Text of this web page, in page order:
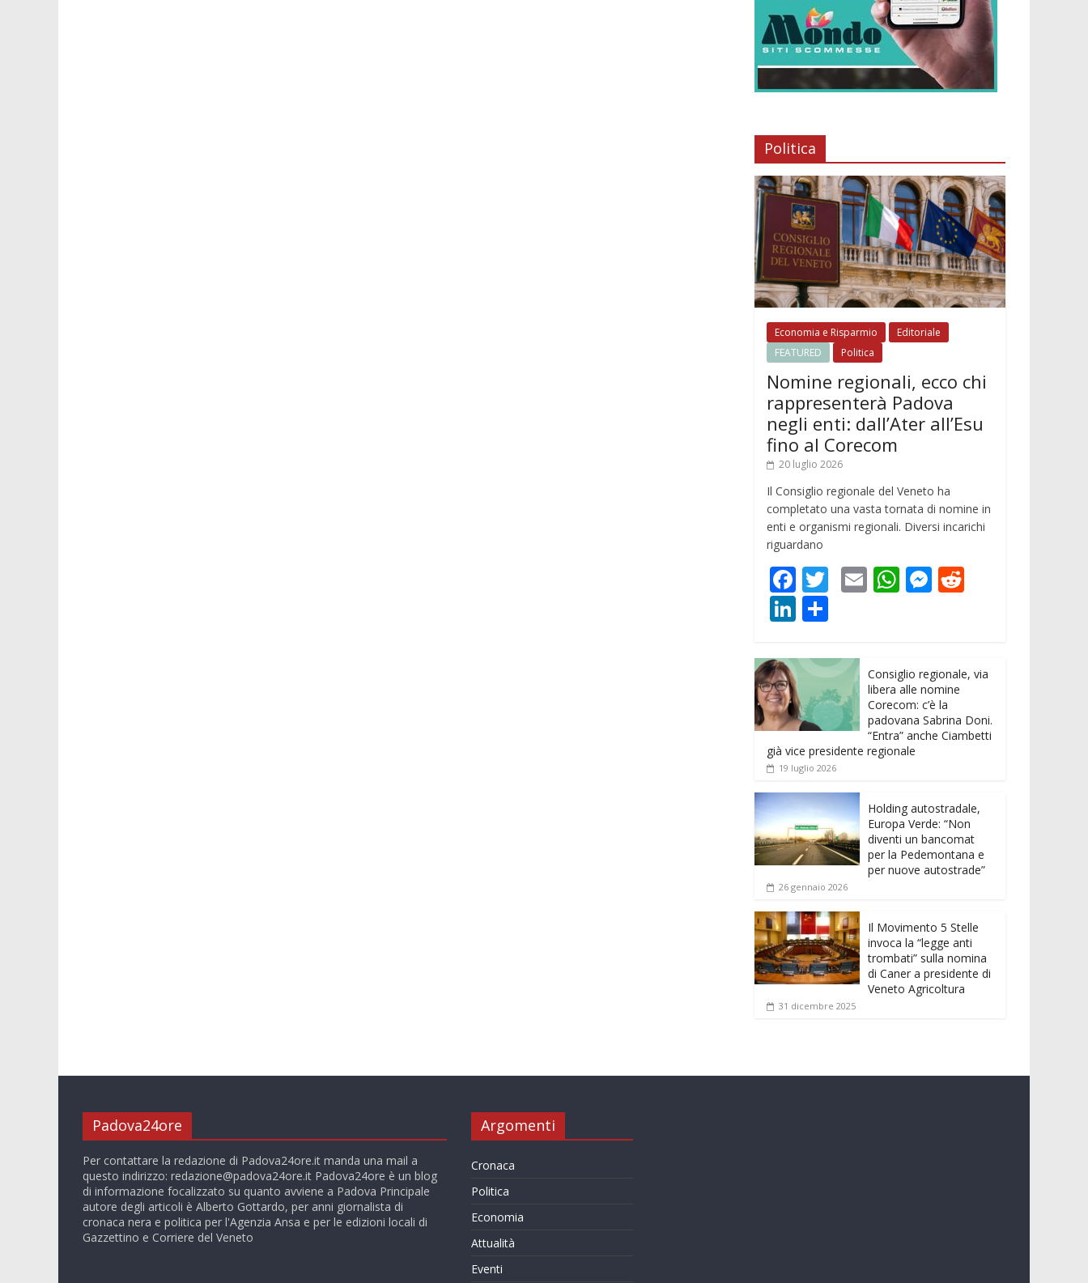
Politica
Economia e Risparmio
Editoriale
FEATURED
Politica
Nomine regionali, ecco chi
rappresenterà Padova
negli enti: dall’Ater all’Esu
fino al Corecom
20 luglio 2026
Il Consiglio regionale del Veneto ha
completato una vasta tornata di nomine in
enti e organismi regionali. Diversi incarichi
riguardano
F
ac
e
b
o
o
k
T
er
E W
A
p
p
M
n
g
er
t
Li
k
e
dI
n
n
di
vi
di
Consiglio regionale, via
libera alle nomine
Corecom: c’è la
padovana Sabrina Doni.
“Entra” anche Ciambetti
già vice presidente regionale
19 luglio 2026
Holding autostradale,
Europa Verde: “Non
diventi un bancomat
per la Pedemontana e
per nuove autostrade”
26 gennaio 2026
Il Movimento 5 Stelle
invoca la “legge anti
trombati” sulla nomina
di Caner a presidente di
Veneto Agricoltura
31 dicembre 2025
Padova24ore
Per contattare la redazione di Padova24ore.it manda una mail a
questo indirizzo: redazione@padova24ore.it Padova24ore è un blog
di informazione focalizzato su quanto avviene a Padova Principale
autore degli articoli è Alberto Gottardo, per anni giornalista di
cronaca nera e politica per l'Agenzia Ansa e per le edizioni locali di
Gazzettino e Corriere del Veneto
Argomenti
Cronaca
Politica
Economia
Attualità
Eventi